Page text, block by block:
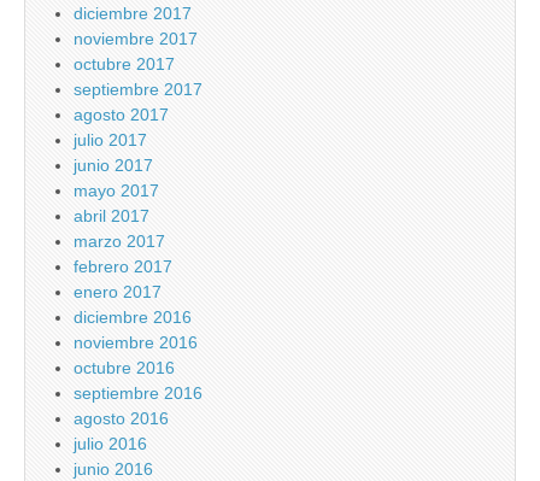
diciembre 2017
noviembre 2017
octubre 2017
septiembre 2017
agosto 2017
julio 2017
junio 2017
mayo 2017
abril 2017
marzo 2017
febrero 2017
enero 2017
diciembre 2016
noviembre 2016
octubre 2016
septiembre 2016
agosto 2016
julio 2016
junio 2016